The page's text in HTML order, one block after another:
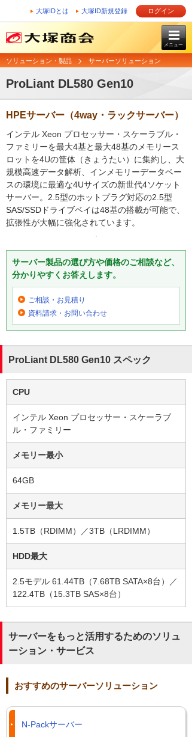
大塚IDとは 大塚ID新規登録 ログイン
メニュー
ソリューション・製品 サーバーソリューション
ProLiant DL580 Gen10
HPEサーバー（4way・ラックサーバー）
インテル Xeon プロセッサー・スケーラブル・
ファミリーを最大4基と最大48基のメモリース
ロットを4Uの筐体（きょうたい）に集約し、大
規模高速データ解析、インメモリーデータベー
スの環境に最適な4Uサイズの新世代4ソケット
サーバー。2.5型のホットプラグ対応の2.5型
SAS/SSDドライブベイは48基の搭載が可能で、
拡張性が大幅に強化されています。
サーバー製品の選び方や価格のご相談など、
分かりやすくお答えします。
ご相談・お見積り
資料請求・お問い合わせ
ProLiant DL580 Gen10 スペック
CPU
インテル Xeon プロセッサー・スケーラブ
ル・ファミリー
メモリー最小
64GB
メモリー最大
1.5TB（RDIMM）／3TB（LRDIMM）
HDD最大
2.5モデル 61.44TB（7.68TB SATA×8台）／
122.4TB（15.3TB SAS×8台）
サーバーをもっと活用するためのソリュ
ーション・サービス
おすすめのサーバーソリューション
N-Packサーバー